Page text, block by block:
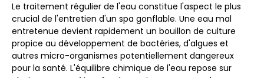
Le traitement régulier de l'eau constitue l'aspect le plus
crucial de l'entretien d'un spa gonflable. Une eau mal
entretenue devient rapidement un bouillon de culture
propice au développement de bactéries, d'algues et
autres micro-organismes potentiellement dangereux
pour la santé. L'équilibre chimique de l'eau repose sur